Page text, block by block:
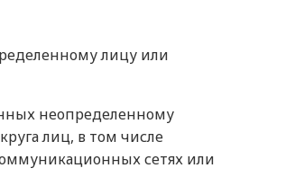
лицу или
неопределенному
лиц, в том числе
сетях или